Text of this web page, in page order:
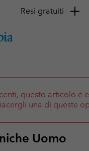
Resi gratuiti
questo articolo è
una di queste
Uomo